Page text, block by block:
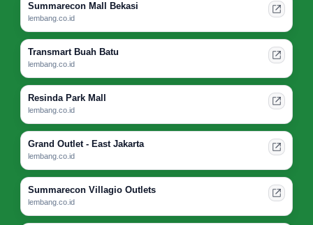
Summarecon Mall Bekasi
lembang.co.id
Transmart Buah Batu
lembang.co.id
Resinda Park Mall
lembang.co.id
Grand Outlet - East Jakarta
lembang.co.id
Summarecon Villagio Outlets
lembang.co.id